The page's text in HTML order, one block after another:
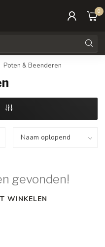
0
Poten & Beenderen
gevonden!
WINKELEN